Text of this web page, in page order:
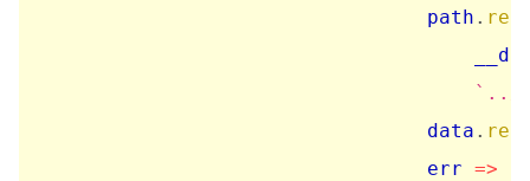
                                path
.
` ../
                                data
.
err =>